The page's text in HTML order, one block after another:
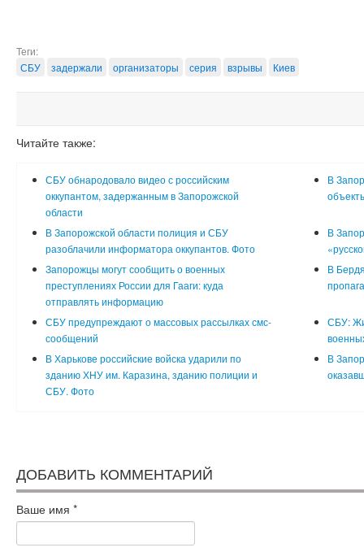
Теги:
СБУ
задержали организаторы серия взрывы Киев
Читайте также:
СБУ обнародовало видео с российским
оккупантом, задержанным в Запорожской
области
В
В Запорожской области полиция и СБУ
разоблачили информатора оккупантов. Фото
В
Запорожцы могут сообщить о военных
преступлениях России для Гааги: куда
отправлять информацию
В
СБУ предупреждают о массовых рассылках смс-
сообщений
СБУ:
В Харькове российские войска ударили по
зданию ХНУ им. Каразина, зданию полиции и
СБУ. Фото
В
ДОБАВИТЬ КОММЕНТАРИЙ
Ваше имя *